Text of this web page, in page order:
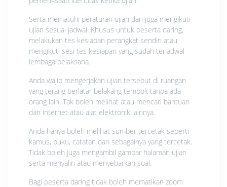
Serta mematuhi peraturan ujian dan juga mengikuti
ujian sesuai jadwal. Khusus untuk peserta daring,
melakukan tes kesiapan perangkat sendiri atau
mengikuti sesi tes kesiapan yang sudah terjadwal
lembaga pelaksana.
Anda wajib mengerjakan ujian tersebut di ruangan
yang terang berlatar belakang tembok tanpa ada
orang lain. Tak boleh melihat atau mencari bantuan
dari internet atau alat elektronik lainnya.
Anda hanya boleh melihat sumber tercetak seperti
kamus, buku, catatan dan sebagainya yang tercetak.
Tidak boleh juga mengambil gambar halaman ujian
serta menyalin atau menyebarkan soal.
Bagi peserta daring tidak boleh mematikan zoom